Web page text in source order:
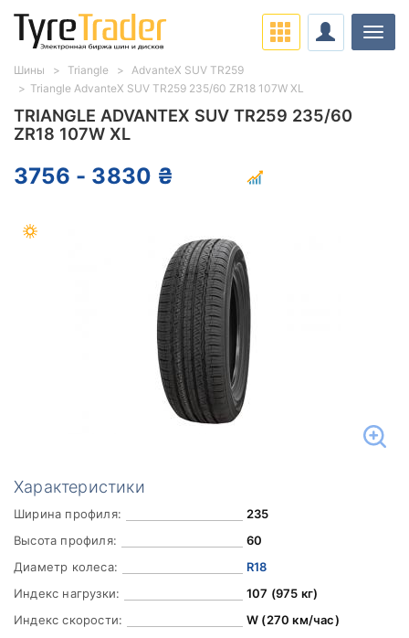
TRIANGLE ADVANTEX SUV TR259 235/60
ZR18 107W XL
3756 - 3830 ₴
Характеристики
Ширина профиля:
235
Высота профиля:
60
Диаметр колеса:
R18
Индекс нагрузки:
107 (975 кг)
Индекс скорости:
W (270 км/час)
Шины Triangle
AdvanteX SUV TR259
Triangle AdvanteX SUV TR259 235/60 ZR18 107W XL